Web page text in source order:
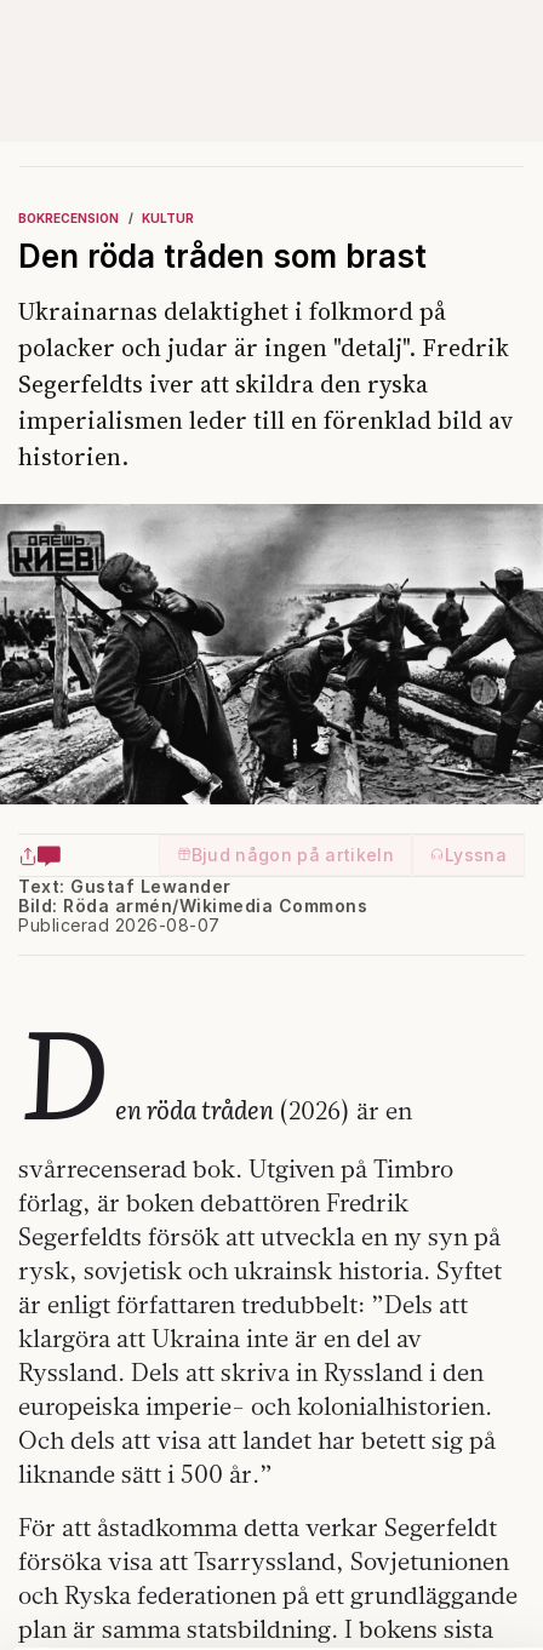
BOKRECENSION KULTUR
Den röda tråden som brast
Ukrainarnas delaktighet i folkmord på
polacker och judar är ingen "detalj". Fredrik
Segerfeldts iver att skildra den ryska
imperialismen leder till en förenklad bild av
historien.
Bjud någon på artikeln
Lyssna
Text: Gustaf Lewander
Publicerad 2026-08-07
Bild: Röda armén/Wikimedia Commons
D en röda tråden (2026) är en
svårrecenserad bok. Utgiven på Timbro
förlag, är boken debattören Fredrik
Segerfeldts försök att utveckla en ny syn på
rysk, sovjetisk och ukrainsk historia. Syftet
är enligt författaren tredubbelt: ”Dels att
klargöra att Ukraina inte är en del av
Ryssland. Dels att skriva in Ryssland i den
europeiska imperie- och kolonialhistorien.
Och dels att visa att landet har betett sig på
liknande sätt i 500 år.”
För att åstadkomma detta verkar Segerfeldt
försöka visa att Tsarryssland, Sovjetunionen
och Ryska federationen på ett grundläggande
plan är samma statsbildning. I bokens sista